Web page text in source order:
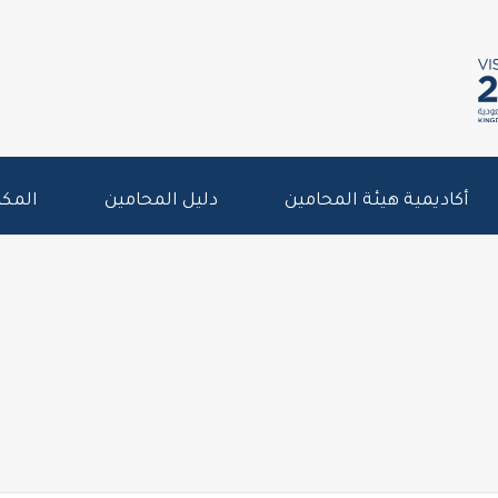
أكاديمية هيئة المحامين دليل المحامين